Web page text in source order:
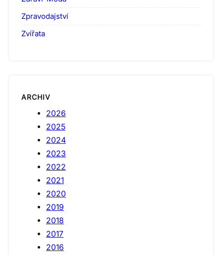
Zpravodajství
Zvířata
ARCHIV
2026
2025
2024
2023
2022
2021
2020
2019
2018
2017
2016